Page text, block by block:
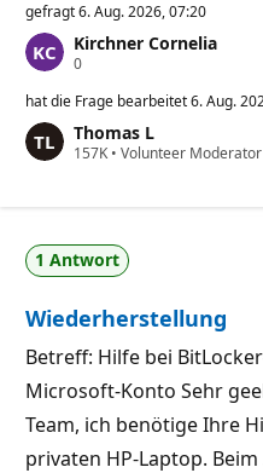
gefragt6. Aug. 2026, 07:20
Kirchner Cornelia
0Z
v
r
l
g
k
e
t
p
u
n
hat die Frage bearbeitet6. Aug.
Thomas L
157K Z
l
ä
s
i
g
k
e
i
u
• Volunteer Moderator
1 Antwort
Wiederherstellung
Betreff: Hilfe bei
Microsoft-Konto Sehr
Team, ich benötige Ihre
privaten HP-Laptop.